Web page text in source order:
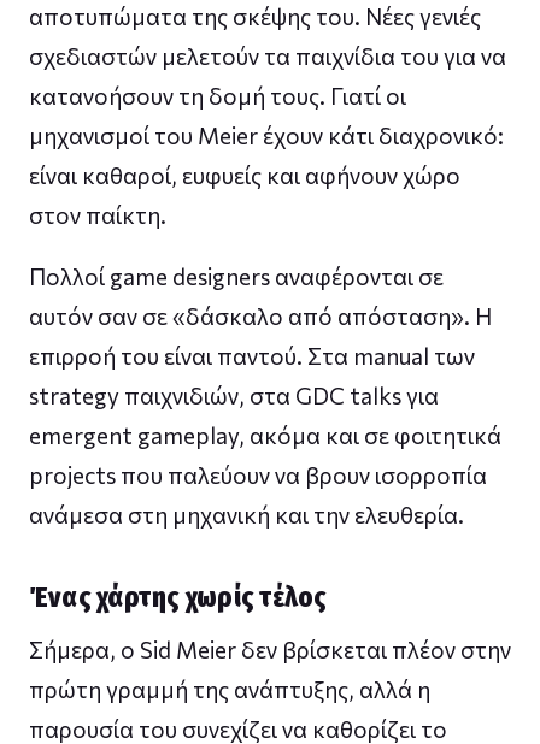
αποτυπώματα της σκέψης του. Νέες γενιές
σχεδιαστών μελετούν τα παιχνίδια του για να
κατανοήσουν τη δομή τους. Γιατί οι
μηχανισμοί του Meier έχουν κάτι διαχρονικό:
είναι καθαροί, ευφυείς και αφήνουν χώρο
στον παίκτη.
Πολλοί game designers αναφέρονται σε
αυτόν σαν σε «δάσκαλο από απόσταση». Η
επιρροή του είναι παντού. Στα manual των
strategy παιχνιδιών, στα GDC talks για
emergent gameplay, ακόμα και σε φοιτητικά
projects που παλεύουν να βρουν ισορροπία
ανάμεσα στη μηχανική και την ελευθερία.
Ένας χάρτης χωρίς τέλος
Σήμερα, ο Sid Meier δεν βρίσκεται πλέον στην
πρώτη γραμμή της ανάπτυξης, αλλά η
παρουσία του συνεχίζει να καθορίζει το